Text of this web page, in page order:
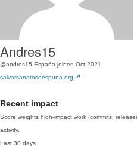
Andres15
@andres15 España joined Oct 2021
salvarsanatorioespuna.org
Recent impact
Score weights high-impact work (commits,
activity.
Last 30 days